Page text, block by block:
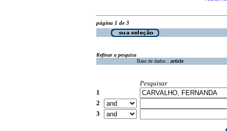
página 1 de 3
Refinar a pesquisa
Base de dados : article
Pesquisar
1
2
3